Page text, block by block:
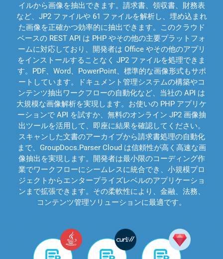
イルから画像を抽出できます。請求書、領収書、財務表
など、JP2 ファイルや 61 ファイルを解析し、埋め込まれ
た画像を正確かつ効率的に抽出できます。このクラウド
ベースの REST API は PHP やその他の主要プラットフォ
ームに対応しており、開発者は Office やその他のアプリ
をインストールすることなく JP2 ファイルを処理できま
す。PDF、Word、PowerPoint、標準的な画像形式もサポ
ートしています。ドキュメント管理システムの構築やコ
ンテンツ抽出ワークフローの自動化など、当社の API は
大規模な画像解析を実現します。お使いの PHP アプリケ
ーションで API を試すか、無料のオンライン JP2 画像抽
出ツールを活用して、即座に結果を確認してください。
スキャンした文書のアーカイブから請求書処理の自動化
まで、GroupDocs.Parser Cloud は信頼性が高く高速な画
像抽出を実現します。開発者は最小限のコーディング作
業でワークフローにシームレスに統合でき、小規模プロ
ジェクトからエンタープライズレベルのアプリケーショ
ンまで拡張できます。その柔軟性により、金融、法務、
コンテンツ管理ソリューションに最適です。